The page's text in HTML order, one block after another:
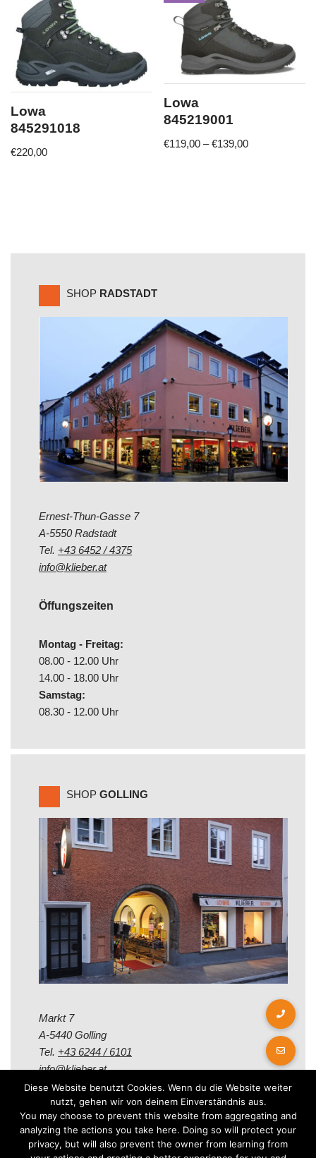
Lowa
845291018
€220,00
Lowa
845219001
€119,00 –€139,00
SHOP RADSTADT
Ernest-Thun-Gasse 7
A-5550 Radstadt
Tel. +43 6452 / 4375
info@klieber.at
Öffungszeiten
Montag - Freitag:
08.00 - 12.00 Uhr
14.00 - 18.00 Uhr
Samstag:
08.30 - 12.00 Uhr
SHOP GOLLING
Markt 7
A-5440 Golling
Tel. +43 6244 / 6101
info@klieber.at
Öffungszeiten
Montag - Freitag:
Diese Website benutzt Cookies. Wenn du die Website weiter
nutzt, gehen wir von deinem Einverständnis aus.
You may choose to prevent this website from aggregating and
analyzing the actions you take here. Doing so will protect your
privacy, but will also prevent the owner from learning from